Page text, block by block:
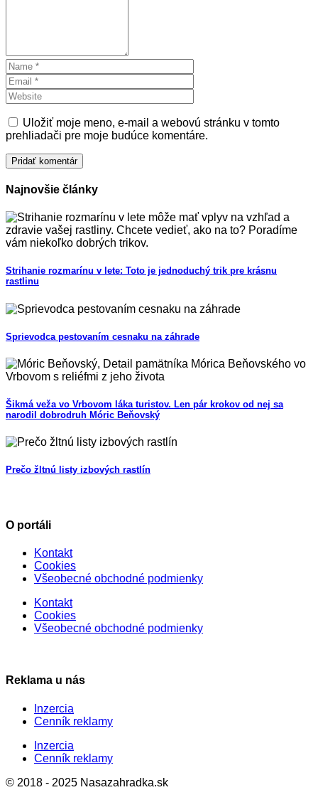
Uložiť moje meno, e-mail a webovú stránku v tomto
prehliadači pre moje budúce komentáre.
Najnovšie články
Strihanie rozmarínu v lete: Toto je jednoduchý trik pre krásnu
rastlinu
Sprievodca pestovaním cesnaku na záhrade
Šikmá veža vo Vrbovom láka turistov. Len pár krokov od nej sa
narodil dobrodruh Móric Beňovský
Prečo žltnú listy izbových rastlín
O portáli
Kontakt
Cookies
Všeobecné obchodné podmienky
Kontakt
Cookies
Všeobecné obchodné podmienky
Reklama u nás
Inzercia
Cenník reklamy
Inzercia
Cenník reklamy
© 2018 - 2025 Nasazahradka.sk